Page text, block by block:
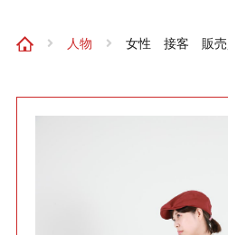
人物 女性 接客 販売